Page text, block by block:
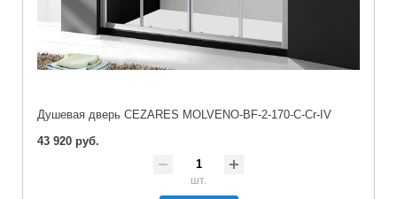
Душевая дверь CEZARES MOLVENO-BF-2-170-C-Cr-IV
43 920 руб.
шт.